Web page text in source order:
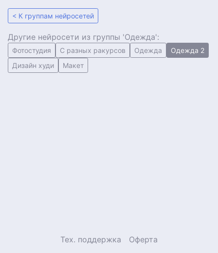
< К группам нейросетей
Другие нейросети из группы 'Одежда':
Фотостудия С разных ракурсов Одежда
Одежда 2
Дизайн худи
Макет
Тех. поддержка Оферта